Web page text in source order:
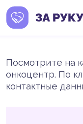
Посмотрите на
онкоцентр. По
контактные